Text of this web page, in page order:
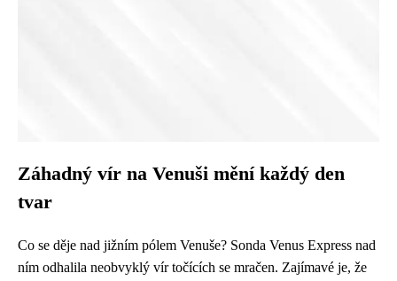
Záhadný vír na Venuši mění každý den
tvar
Co se děje nad jižním pólem Venuše? Sonda Venus Express nad
ním odhalila neobvyklý vír točících se mračen. Zajímavé je, že